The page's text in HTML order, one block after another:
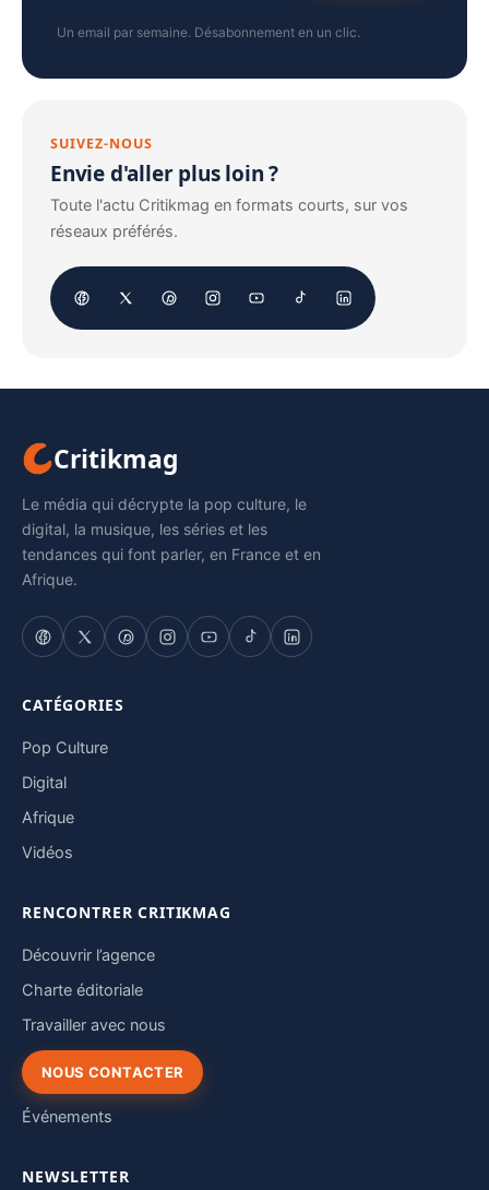
Un email par semaine. Désabonnement en un clic.
SUIVEZ-NOUS
Envie d'aller plus loin ?
Toute l'actu Critikmag en formats courts, sur vos
réseaux préférés.
Critikmag
Le média qui décrypte la pop culture, le
digital, la musique, les séries et les
tendances qui font parler, en France et en
Afrique.
CATÉGORIES
Pop Culture
Digital
Afrique
Vidéos
RENCONTRER CRITIKMAG
Découvrir l’agence
Charte éditoriale
Travailler avec nous
NOUS CONTACTER
Événements
NEWSLETTER